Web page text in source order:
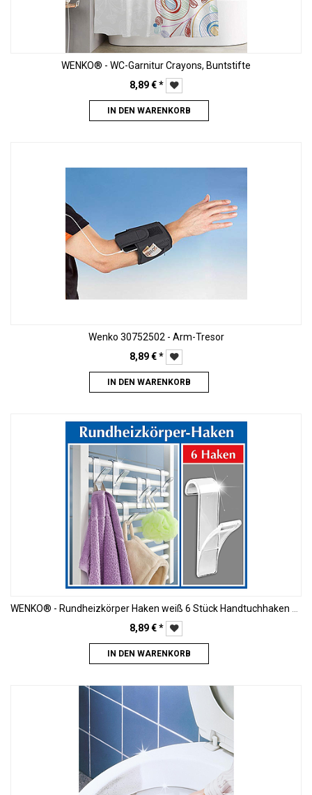
WENKO® - WC-Garnitur Crayons, Buntstifte
8,89€*
IN DEN WARENKORB
Wenko 30752502 - Arm-Tresor
8,89€*
IN DEN WARENKORB
8,89€*
IN DEN WARENKORB